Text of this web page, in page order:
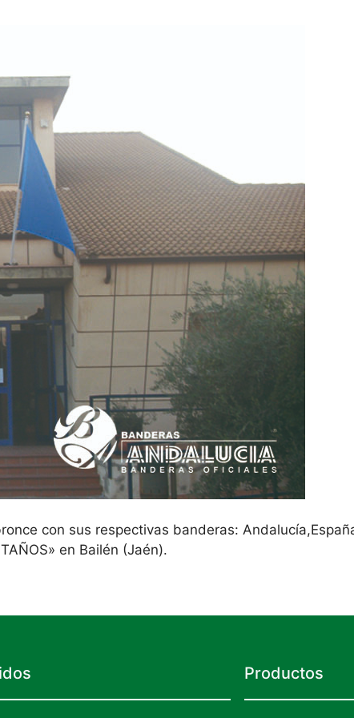
con sus respectivas banderas:
en Bailén (Jaén).
Productos